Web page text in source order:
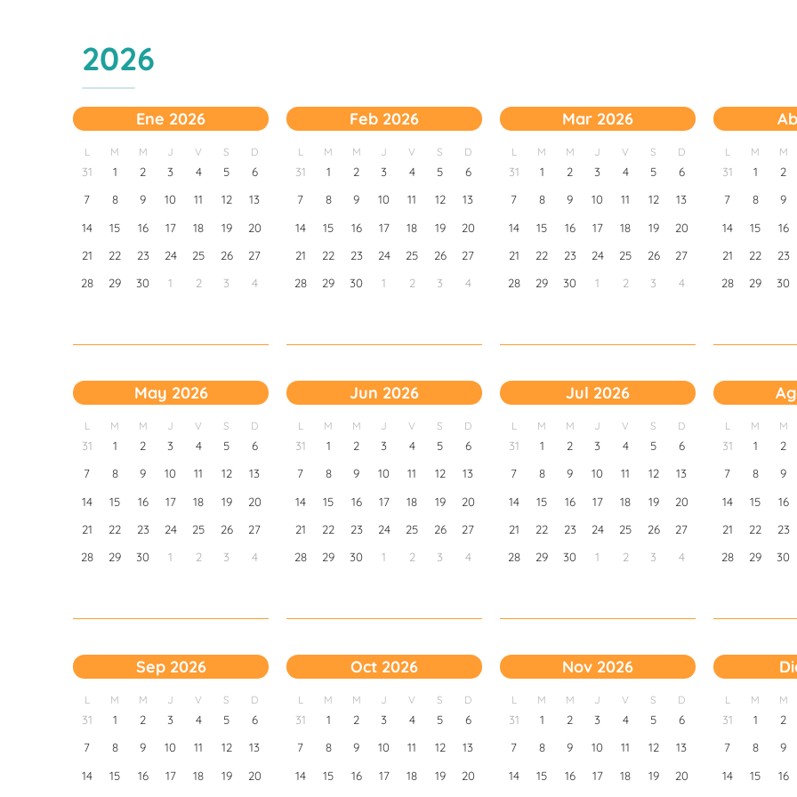
2026
Ene 2026
L M M J V S D
31 1 2 3 4 5
6
7
8 9 10 11 12
13
14
15 16 17 18 19
20
21
22 23 24 25 26
27
28
29 30 1 2 3 4
Feb 2026
L M M J V S D
31 1 2 3 4 5
6
7
8 9 10 11 12
13
14
15 16 17 18 19
20
21
22 23 24 25 26
27
28
29 30 1 2 3 4
Mar 2026
L M M J V S D
31 1 2 3 4 5
6
7
8 9 10 11 12
13
14
15 16 17 18 19
20
21
22 23 24 25 26
27
28
29 30 1 2 3 4
L M M
31 1
2
7
8
9
14
15
16
21
22
23
28
29 30
May 2026
L M M J V S D
31 1 2 3 4 5
6
7
8 9 10 11 12
13
14
15 16 17 18 19
20
21
22 23 24 25 26
27
28
29 30 1 2 3 4
Jun 2026
L M M J V S D
31 1 2 3 4 5
6
7
8 9 10 11 12
13
14
15 16 17 18 19
20
21
22 23 24 25 26
27
28
29 30 1 2 3 4
Jul 2026
L M M J V S D
31 1 2 3 4 5
6
7
8 9 10 11 12
13
14
15 16 17 18 19
20
21
22 23 24 25 26
27
28
29 30 1 2 3 4
L M M
31 1
2
7
8
9
14
15
16
21
22
23
28
29 30
Sep 2026
L M M J V S D
31 1 2 3 4 5
6
7
8 9 10 11 12
13
14
15 16 17 18 19
20
Oct 2026
L M M J V S D
31 1 2 3 4 5
6
7
8 9 10 11 12
13
14
15 16 17 18 19
20
Nov 2026
L M M J V S D
31 1 2 3 4 5
6
7
8 9 10 11 12
13
14
15 16 17 18 19
20
L M M
31 1
2
7
8
9
14
15
16